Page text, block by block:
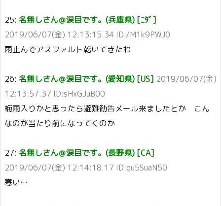
25: 名無しさん＠涙目です。(兵庫県) [ﾆﾀﾞ]
2019/06/07(金) 12:13:15.34 ID:/M1k9PWJ0
雨止んでアスファルト乾いてきたわ
26: 名無しさん＠涙目です。(愛知県) [US] 2019/06/07(金)
12:13:57.37 ID:sHxGJuB00
梅雨入りかと思ったら避難勧告メール来ましたとか こん
なのが当たり前になってくのか
27: 名無しさん＠涙目です。(長野県) [CA]
2019/06/07(金) 12:14:18.17 ID:qu5SuaN50
寒い…